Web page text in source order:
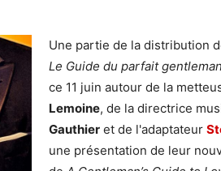
Une partie de la distribution
Le Guide du parfait
ce 11 juin autour de la
Lemoine, de la directrice
Gauthier et de l'adaptateur
une présentation de leur